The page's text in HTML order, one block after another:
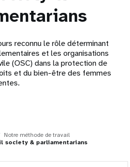
reconnu le rôle déterminant
et les organisations
(OSC) dans la protection de
et du bien-être des femmes
Notre méthode de travail
society & parliamentarians